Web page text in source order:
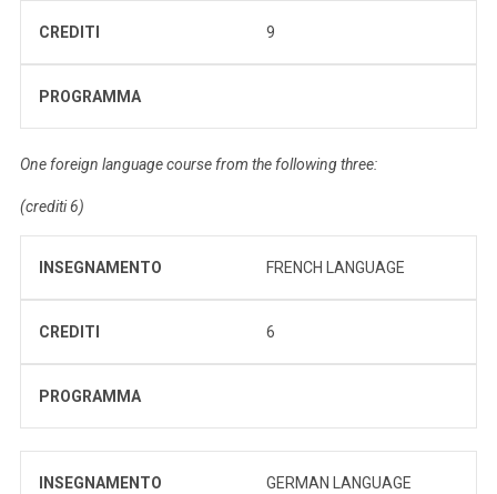
CREDITI 9
PROGRAMMA
One foreign language course from the following three:
(crediti 6)
INSEGNAMENTO FRENCH LANGUAGE
CREDITI 6
PROGRAMMA
INSEGNAMENTO GERMAN LANGUAGE